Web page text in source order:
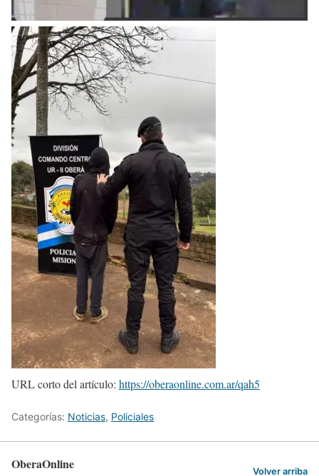
URL corto del artículo: https://oberaonline.com.ar/qah5
Categorías: Noticias, Policiales
OberaOnline Volver arriba